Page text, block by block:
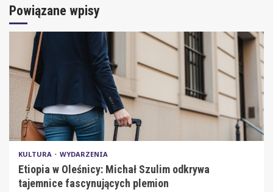
Powiązane wpisy
KULTURA WYDARZENIA
Etiopia w Oleśnicy: Michał Szulim odkrywa
tajemnice fascynujących plemion